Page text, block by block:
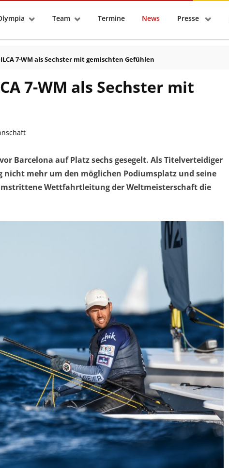
Team Termine News Presse
7-WM als Sechster mit gemischten Gefühlen
7-WM als Sechster mit
Barcelona auf Platz sechs gesegelt. Als Titelverteidiger
mehr um den möglichen Podiumsplatz und seine
Wettfahrtleitung der Weltmeisterschaft die